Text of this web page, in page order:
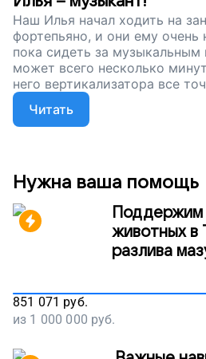
Наш Илья начал ходить на
фортепьяно, и они ему очень
пока сидеть за
может всего несколько
него вертикализатора все
укрепит спину, ноги и руки и
начнет развиваться
сбор на это важное
Читать
Нужна ваша помощь
Поддержим
животных в
разлива
851 071 руб.
из 1 000 000 руб.